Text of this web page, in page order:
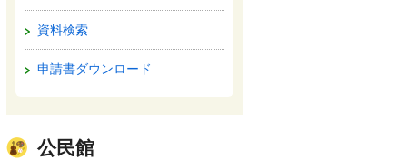
資料検索
申請書ダウンロード
公民館